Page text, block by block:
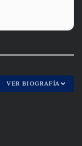
VER BIOGRAFÍA